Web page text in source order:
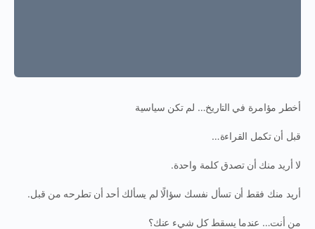
أخطر مؤامرة في التاريخ… لم تكن سياسية
قبل أن تكمل القراءة…
لا أريد منك أن تصدق كلمة واحدة.
أريد منك فقط أن تسأل نفسك سؤالًا لم يسألك أحد أن تطرحه من قبل.
من أنت… عندما يسقط كل شيء عنك؟